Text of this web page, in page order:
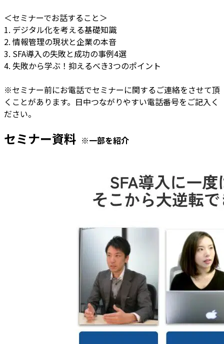
＜セミナーでお話すること＞
1. デジタル化を考える基礎知識
2. 情報管理の現状と企業の本音
3. SFA導入の失敗と成功の事例4選
4. 失敗から学ぶ！抑えるべき3つのポイント
※セミナー前にお電話でセミナーに関するご連絡をさせて頂
くことがあります。日中つながりやすい電話番号をご記入く
ださい。
セミナー資料 ※一部を紹介